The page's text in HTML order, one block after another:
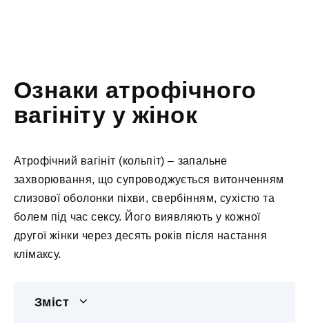
Ознаки атрофічного
вагініту у жінок
Атрофічний вагініт (кольпіт) – запальне
захворювання, що супроводжується витонченням
слизової оболонки піхви, свербінням, сухістю та
болем під час сексу. Його виявляють у кожної
другої жінки через десять років після настання
клімаксу.
Зміст